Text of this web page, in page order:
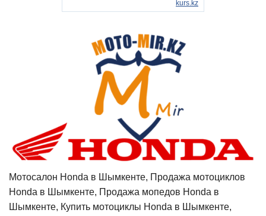
Мотосалон Honda в Шымкенте, Продажа мотоциклов
Honda в Шымкенте, Продажа мопедов Honda в
Шымкенте, Купить мотоциклы Honda в Шымкенте,